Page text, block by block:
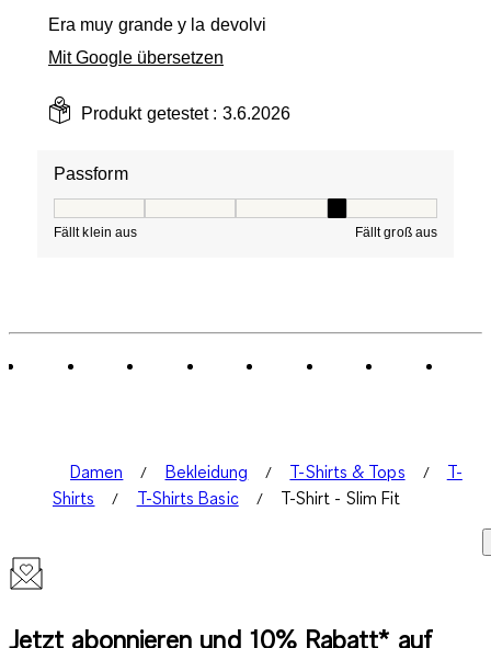
Era muy grande y la devolvi
Mit Google übersetzen
Produkt getestet : 3.6.2026
Passform
Fällt klein aus Fällt groß aus
Damen Bekleidung T-Shirts & Tops
T-
Shirts
T-Shirts Basic T-Shirt - Slim Fit
Jetzt abonnieren und 10% Rabatt* auf